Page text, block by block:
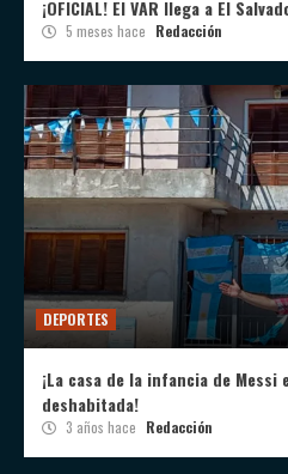
¡OFICIAL! El VAR llega a El
5 meses hace Redacción
DEPORTES
¡La casa de la infancia de Messi
deshabitada!
3 años hace Redacción